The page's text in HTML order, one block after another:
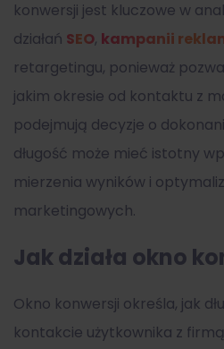
konwersji jest kluczowe w
działań SEO, kampanii
retargetingu, ponieważ
jakim okresie od kontaktu z
podejmują decyzje o
długość może mieć istotny
mierzenia wyników i
marketingowych.
Jak działa okno
Okno konwersji określa, jak
kontakcie użytkownika z